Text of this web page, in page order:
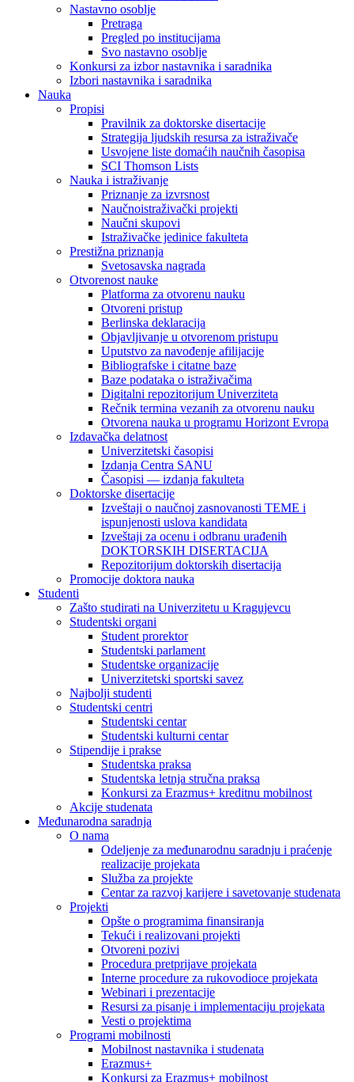
Nastavno osoblje
Pretraga
Pregled po institucijama
Svo nastavno osoblje
Konkursi za izbor nastavnika i saradnika
Izbori nastavnika i saradnika
Nauka
Propisi
Pravilnik za doktorske disertacije
Strategija ljudskih resursa za istraživače
Usvojene liste domaćih naučnih časopisa
SCI Thomson Lists
Nauka i istraživanje
Priznanje za izvrsnost
Naučnoistraživački projekti
Naučni skupovi
Istraživačke jedinice fakulteta
Prestižna priznanja
Svetosavska nagrada
Otvorenost nauke
Platforma za otvorenu nauku
Otvoreni pristup
Berlinska deklaracija
Objavljivanje u otvorenom pristupu
Uputstvo za navođenje afilijacije
Bibliografske i citatne baze
Baze podataka o istraživačima
Digitalni repozitorijum Univerziteta
Rečnik termina vezanih za otvorenu nauku
Otvorena nauka u programu Horizont Evropa
Izdavačka delatnost
Univerzitetski časopisi
Izdanja Centra SANU
Časopisi — izdanja fakulteta
Doktorske disertacije
Izveštaji o naučnoj zasnovanosti TEME i
ispunjenosti uslova kandidata
Izveštaji za ocenu i odbranu urađenih
DOKTORSKIH DISERTACIJA
Repozitorijum doktorskih disertacija
Promocije doktora nauka
Studenti
Zašto studirati na Univerzitetu u Kragujevcu
Studentski organi
Student prorektor
Studentski parlament
Studentske organizacije
Univerzitetski sportski savez
Najbolji studenti
Studentski centri
Studentski centar
Studentski kulturni centar
Stipendije i prakse
Studentska praksa
Studentska letnja stručna praksa
Konkursi za Erazmus+ kreditnu mobilnost
Akcije studenata
Međunarodna saradnja
O nama
Odeljenje za međunarodnu saradnju i praćenje
realizacije projekata
Služba za projekte
Centar za razvoj karijere i savetovanje studenata
Projekti
Opšte o programima finansiranja
Tekući i realizovani projekti
Otvoreni pozivi
Procedura pretprijave projekata
Interne procedure za rukovodioce projekata
Webinari i prezentacije
Resursi za pisanje i implementaciju projekata
Vesti o projektima
Programi mobilnosti
Mobilnost nastavnika i studenata
Erazmus+
Konkursi za Erazmus+ mobilnost